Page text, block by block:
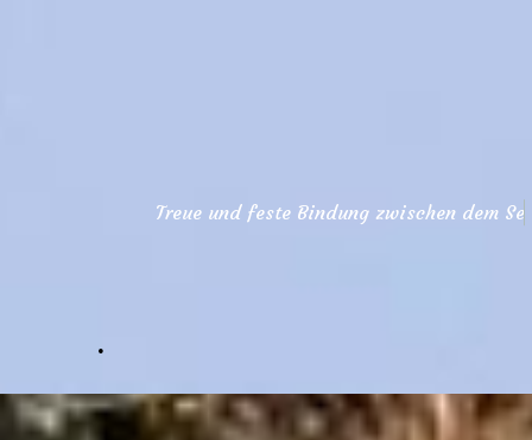
und f este Bindung zwischen dem Seeadle
.